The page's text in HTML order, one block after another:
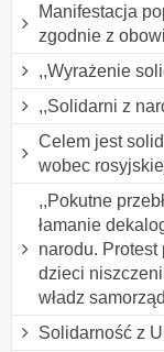
Manifestacja
zgodnie z
,,Wyrażenie
,,Solidarni z
Celem jest
wobec
,,Pokutne
łamanie
narodu. Protest
dzieci
władz
Solidarność z